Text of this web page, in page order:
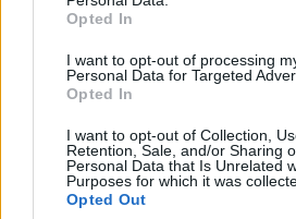
Opted In
I want to opt-out of processing
Personal Data for Targeted
Opted In
I want to opt-out of Collection,
Retention, Sale, and/or Sharing
Personal Data that Is Unrelated
Purposes for which it was
Opted Out
Últimos artículos